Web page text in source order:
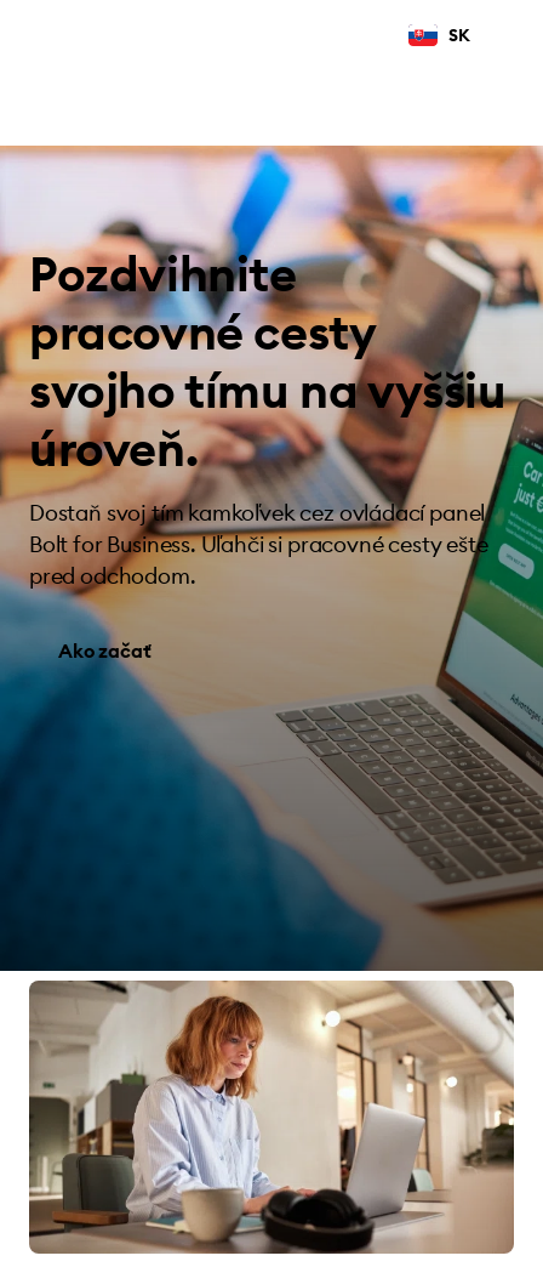
SK
Pozdvihnite
pracovné cesty
svojho tímu na vyššiu
úroveň.
Dostaň svoj tím kamkoľvek cez ovládací panel
Bolt for Business. Uľahči si pracovné cesty ešte
pred odchodom.
Ako začať